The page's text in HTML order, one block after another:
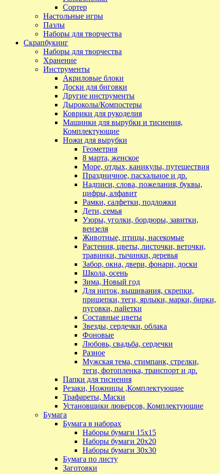
Сортер
Настольные игры
Пазлы
Наборы для творчества
Скрапбукинг
Наборы для творчества
Хранение
Инструменты
Акриловые блоки
Доски для биговки
Другие инструменты
Дыроколы/Компостеры
Коврики для рукоделия
Машинки для вырубки и тиснения,
Комплектующие
Ножи для вырубки
Геометрия
8 марта, женское
Море, отдых, каникулы, путешествия
Праздничное, пасхальное и др.
Надписи, слова, пожелания, буквы,
цифры, алфавит
Рамки, салфетки, подложки
Дети, семья
Узоры, уголки, бордюры, завитки,
вензеля
Животные, птицы, насекомые
Растения, цветы, листочки, веточки,
травинки, тычинки, деревья
Забор, окна, двери, фонари, доски
Школа, осень
Зима, Новый год
Для ниток, вышивания, скрепки,
прищепки, теги, ярлыки, марки, бирки,
пуговки, пайетки
Составные цветы
Звезды, сердечки, облака
Фоновые
Любовь, свадьба, сердечки
Разное
Мужская тема, стимпанк, стрелки,
теги, фотопленка, транспорт и др.
Папки для тиснения
Резаки, Ножницы ,Комплектующие
Трафареты, Маски
Установщики люверсов, Комплектующие
Бумага
Бумага в наборах
Наборы бумаги 15х15
Наборы бумаги 20х20
Наборы бумаги 30х30
Бумага по листу
Заготовки